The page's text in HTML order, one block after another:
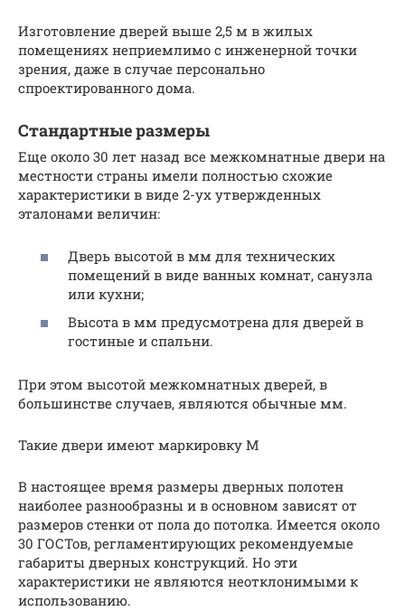
Изготовление дверей выше 2,5 м в жилых
помещениях неприемлимо с инженерной точки
зрения, даже в случае персонально
спроектированного дома.
Стандартные размеры
Еще около 30 лет назад все межкомнатные двери на
местности страны имели полностью схожие
характеристики в виде 2-ух утвержденных
эталонами величин:
Дверь высотой в мм для технических
помещений в виде ванных комнат, санузла
или кухни;
Высота в мм предусмотрена для дверей в
гостиные и спальни.
При этом высотой межкомнатных дверей, в
большинстве случаев, являются обычные мм.
Такие двери имеют маркировку М
В настоящее время размеры дверных полотен
наиболее разнообразны и в основном зависят от
размеров стенки от пола до потолка. Имеется около
30 ГОСТов, регламентирующих рекомендуемые
габариты дверных конструкций. Но эти
характеристики не являются неотклонимыми к
использованию.